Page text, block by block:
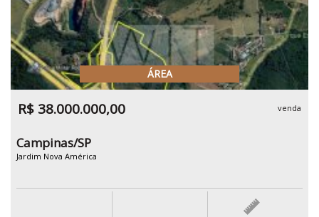
ÁREA
R$ 38.000.000,00 venda
Campinas/SP
Jardim Nova América